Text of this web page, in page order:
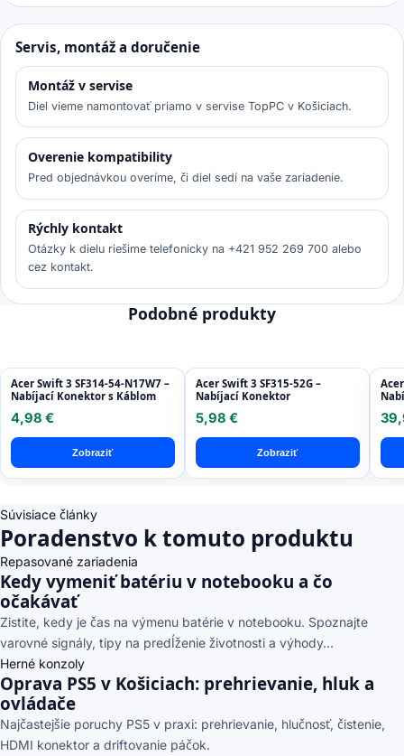
Servis, montáž a doručenie
Montáž v servise
Diel vieme namontovať priamo v servise TopPC v Košiciach.
Overenie kompatibility
Pred objednávkou overíme, či diel sedí na vaše zariadenie.
Rýchly kontakt
Otázky k dielu riešime telefonicky na +421 952 269 700 alebo
cez kontakt.
Podobné produkty
Acer Swift 3 SF314-54-N17W7 –
Nabíjací Konektor s Káblom
4,98 €
Zobraziť
Acer Swift 3 SF315-52G –
Nabíjací Konektor
5,98 €
Zobraziť
Pack
Súvisiace články
Poradenstvo k tomuto produktu
Repasované zariadenia
Kedy vymeniť batériu v notebooku a čo
očakávať
Zistite, kedy je čas na výmenu batérie v notebooku. Spoznajte
varovné signály, tipy na predĺženie životnosti a výhody...
Herné konzoly
Oprava PS5 v Košiciach: prehrievanie, hluk a
ovládače
Najčastejšie poruchy PS5 v praxi: prehrievanie, hlučnosť, čistenie,
HDMI konektor a driftovanie páčok.